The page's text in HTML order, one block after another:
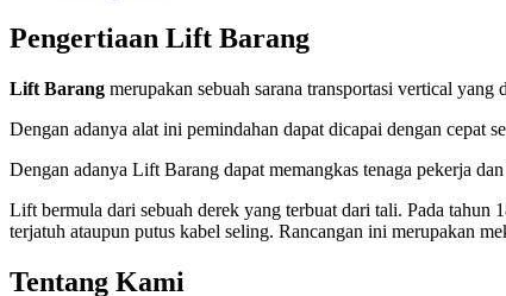
Pengertiaan Lift Barang
Lift Barang merupakan sebuah sarana transportasi vertical
Dengan adanya alat ini pemindahan dapat dicapai dengan cepat
Dengan adanya Lift Barang dapat memangkas tenaga pekerja
Lift bermula dari sebuah derek yang terbuat dari tali. Pada
terjatuh ataupun putus kabel seling. Rancangan ini merupakan
Tentang Kami